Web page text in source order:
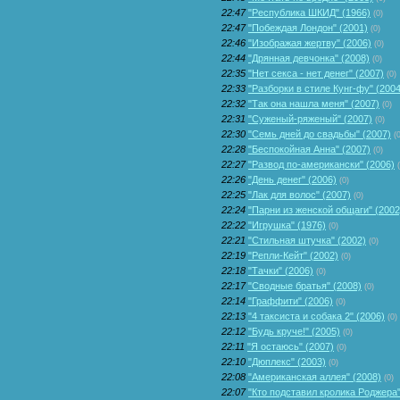
22:47 "Республика ШКИД" (1966) (0)
22:47 "Побеждая Лондон" (2001) (0)
22:46 "Изображая жертву" (2006) (0)
22:44 "Дрянная девчонка" (2008) (0)
22:35 "Нет секса - нет денег" (2007) (0)
22:33 "Разборки в стиле Кунг-фу"
22:32 "Тaк онa нaшлa меня" (2007) (0)
22:31 "Суженый-ряженый" (2007) (0)
22:30 "Семь дней до свадьбы" (2007)
22:28 "Беспокойная Анна" (2007) (0)
22:27 "Развод по-американски" (2006)
22:26 "День денег" (2006) (0)
22:25 "Лак для волос" (2007) (0)
22:24 "Парни из женской общаги"
22:22 "Игрушка" (1976) (0)
22:21 "Стильная штучка" (2002) (0)
22:19 "Репли-Кейт" (2002) (0)
22:18 "Тачки" (2006) (0)
22:17 "Сводные братья" (2008) (0)
22:14 "Граффити" (2006) (0)
22:13 "4 таксиста и собака 2" (2006) (0)
22:12 "Будь круче!" (2005) (0)
22:11 "Я остаюсь" (2007) (0)
22:10 "Дюплекс" (2003) (0)
22:08 "Американская аллея" (2008) (0)
22:07 "Кто подставил кролика